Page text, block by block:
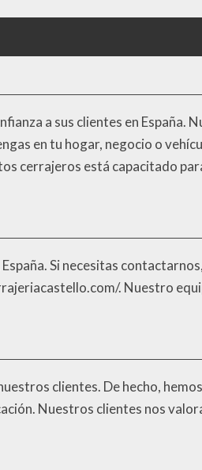
a sus clientes en España.
en tu hogar, negocio o
cerrajeros está capacitado
Si necesitas
. Nuestro
clientes. De hecho,
Nuestros clientes nos